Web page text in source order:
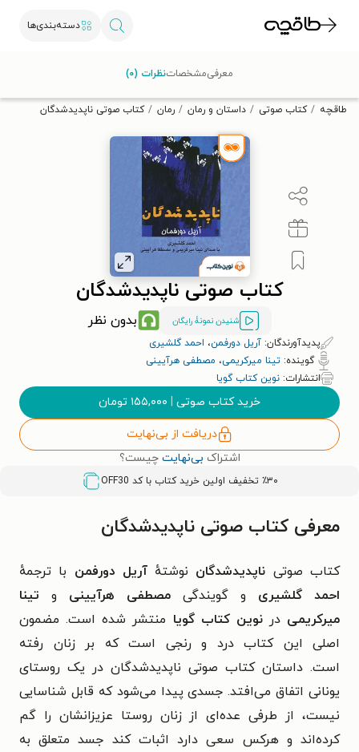
دسته‌بندی‌ها
تخفیف از طاقچه دریافت کن.
طاقچه کتاب صوتی داستان و رمان رمان کتاب صوتی ناپدیدشدگان
کتاب صوتی ناپدیدشدگان
شنیدن نمونۀ رایگان بدون نظر
پدیدآورندگان: آریل دورفمن، احمد گلشیری
گوینده: تینا میرکریمی، مصطفی هرآیینی
انتشارات: نوین کتاب گویا
خرید کتاب صوتی | ۱۵۵,۰۰۰ تومان
دریافت از بی‌نهایت
اشتراک بی‌نهایت چیست؟
٪۳۰ تخفیف اولین خرید کتاب با کد OFF30
معرفیمشخصاتنظرات (۰)
معرفی کتاب صوتی ناپدیدشدگان
کتاب صوتی ناپدیدشدگان نوشتهٔآریل دورفمن با ترجمه‌ٔ
احمد گلشیری و گویندگی مصطفی هرآیینی و تینا
میرکریمی درنوین کتاب گویا منتشر شده است. مضمون
اصلی این کتاب درد و رنجی است که بر زنان رفته
است. داستان کتاب صوتی ناپدیدشدگان در یک روستای
یونانی اتفاق می‌افتد. جسدی پیدا می‌شود که قابل شناسایی
نیست، از طرفی عده‌ای از زنان روستا عزیزانشان را گم
کرده‌اند و هرکس سعی دارد اثبات کند جسد متعلق به